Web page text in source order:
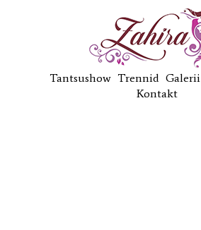
Tantsushow Trennid Galerii
Kontakt